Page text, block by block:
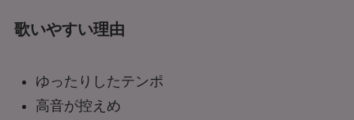
歌いやすい理由
ゆったりしたテンポ
高音が控えめ